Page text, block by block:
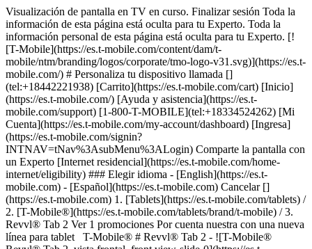
Visualización de pantalla en TV en curso. Finalizar sesión Toda la
información de esta página está oculta para tu Experto. Toda la
información personal de esta página está oculta para tu Experto. [!
[T-Mobile](https://es.t-mobile.com/content/dam/t-
mobile/ntm/branding/logos/corporate/tmo-logo-v31.svg)](https://es.t-
mobile.com/) # ​​​​​​​Personaliza tu dispositivo llamada []
(tel:+18442221938) [Carrito](https://es.t-mobile.com/cart) [Inicio]
(https://es.t-mobile.com/) [Ayuda y asistencia](https://es.t-
mobile.com/support) [1-800-T-MOBILE](tel:+18334524262) [Mi
Cuenta](https://es.t-mobile.com/my-account/dashboard) [Ingresa]
(https://es.t-mobile.com/signin?
INTNAV=tNav%3AsubMenu%3ALogin) Comparte la pantalla con
un Experto [Internet residencial](https://es.t-mobile.com/home-
internet/eligibility) ### Elegir idioma - [English](https://es.t-
mobile.com) - [Español](https://es.t-mobile.com) Cancelar []
(https://es.t-mobile.com) 1. [Tablets](https://es.t-mobile.com/tablets) /
2. [T-Mobile®](https://es.t-mobile.com/tablets/brand/t-mobile) / 3.
Revvl® Tab 2 Ver 1 promociones Por cuenta nuestra con una nueva
línea para tablet T-Mobile® # Revvl® Tab 2 - ![T-Mobile®